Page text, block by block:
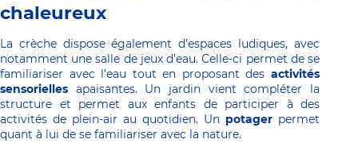
chaleureux
La crèche dispose également d’espaces ludiques, avec
notamment une salle de jeux d’eau. Celle-ci permet de se
familiariser avec l’eau tout en proposant des activités
sensorielles apaisantes. Un jardin vient compléter la
structure et permet aux enfants de participer à des
activités de plein-air au quotidien. Un potager permet
quant à lui de se familiariser avec la nature.